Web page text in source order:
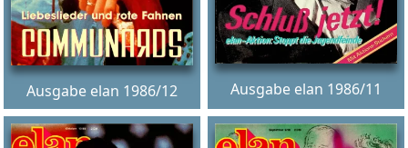
Ausgabe elan 1986/12 Ausgabe elan 1986/11